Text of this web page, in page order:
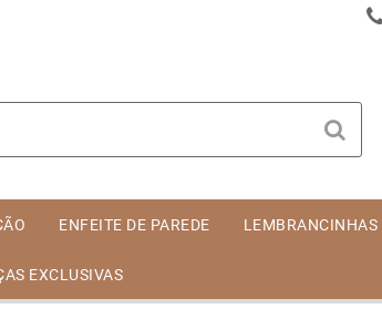
ENFEITE DE PAREDE LEMBRANCINHAS
EXCLUSIVAS